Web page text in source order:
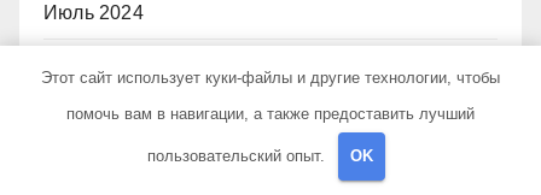
Июль 2024
Июнь 2024
Этот сайт использует куки-файлы и другие технологии, чтобы
помочь вам в навигации, а также предоставить лучший
пользовательский опыт. OK